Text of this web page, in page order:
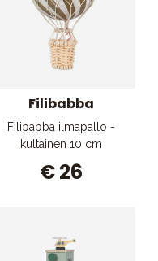
Filibabba
Filibabba ilmapallo -
kultainen 10 cm
€ 26